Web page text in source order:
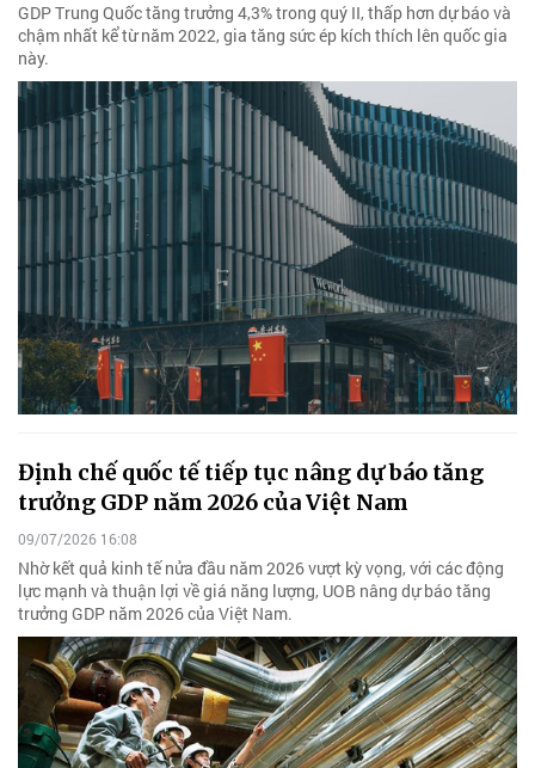
GDP Trung Quốc tăng trưởng 4,3% trong quý II, thấp hơn dự báo và
chậm nhất kể từ năm 2022, gia tăng sức ép kích thích lên quốc gia
này.
Định chế quốc tế tiếp tục nâng dự báo tăng
trưởng GDP năm 2026 của Việt Nam
09/07/2026 16:08
Nhờ kết quả kinh tế nửa đầu năm 2026 vượt kỳ vọng, với các động
lực mạnh và thuận lợi về giá năng lượng, UOB nâng dự báo tăng
trưởng GDP năm 2026 của Việt Nam.